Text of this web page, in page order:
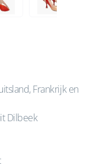
Frankrijk en
Dilbeek